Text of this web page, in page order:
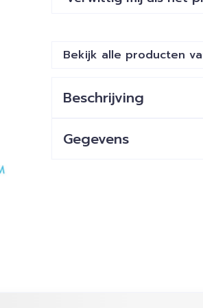
Bekijk alle producten
Beschrijving
Gegevens